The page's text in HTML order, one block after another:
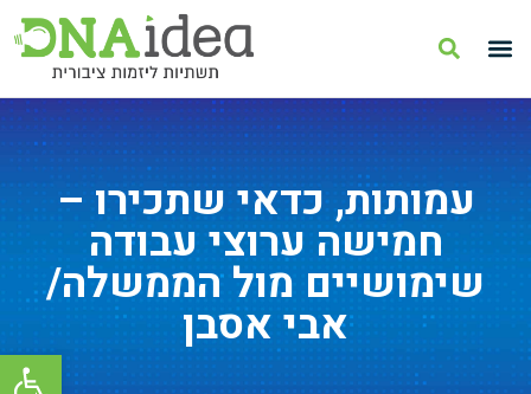
פתח
עמותות, כדאי שתכירו –
חמישה ערוצי עבודה
שימושיים מול הממשלה/
אבי אסבן